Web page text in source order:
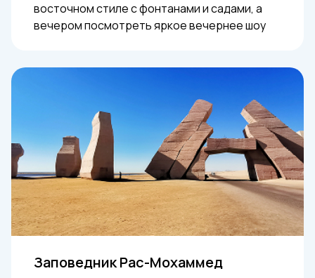
восточном стиле с фонтанами и садами, а
вечером посмотреть яркое вечернее шоу
Заповедник Рас-Мохаммед